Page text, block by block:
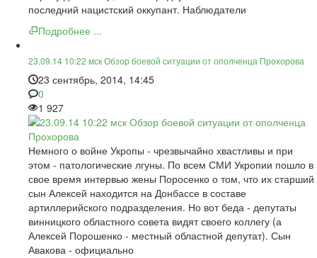
последний нацистский оккупант. Наблюдатели
Подробнее ...
23.09.14 10:22 мск Обзор боевой ситуации от ополченца Прохорова
23 сентябрь, 2014, 14:45
0
1 927
Немного о войне Укропы - чрезвычайно хвастливы и при
этом - патологические лгуны. По всем СМИ Укропии пошло в
свое время интервью жены Поросенко о том, что их старший
сын Алексей находится на Донбассе в составе
артиллерийского подразделения. Но вот беда - депутаты
винницкого областного совета видят своего коллегу (а
Алексей Порошенко - местный областной депутат). Сын
Авакова - официально